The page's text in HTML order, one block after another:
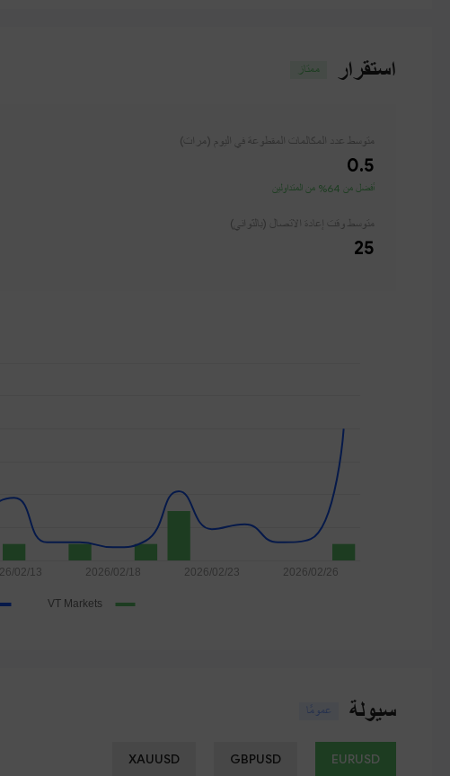
استقرار ممتاز
متوسط ​​عدد المكالمات المقطوعة في اليوم (مرات)
0.5
أفضل من 64% من المتداولين
متوسط ​​وقت إعادة الاتصال (بالثواني)
25
سيولة عمومًا
EURUSD
GBPUSD
XAUUSD